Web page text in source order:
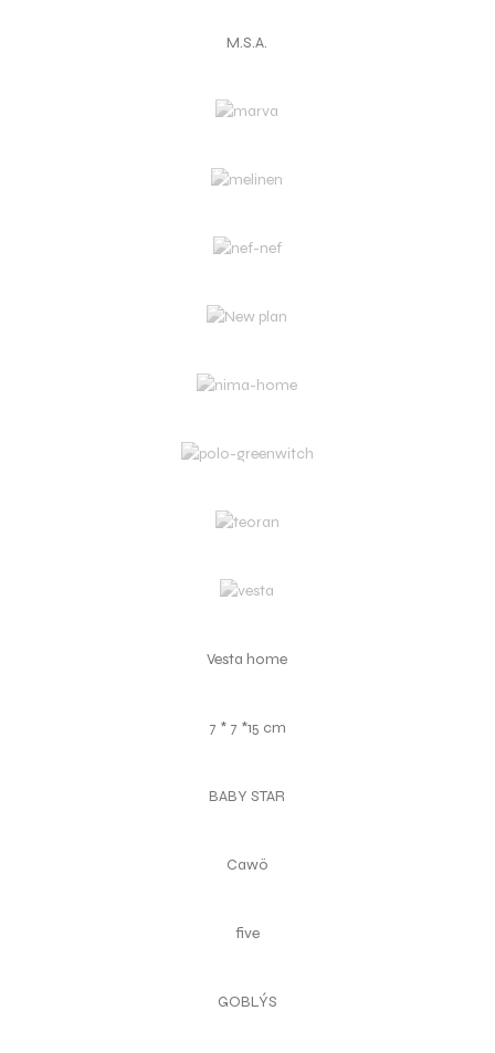
M.S.A.
Vesta home
7 * 7 *15 cm
BABY STAR
Cawö
five
GOBLÝS